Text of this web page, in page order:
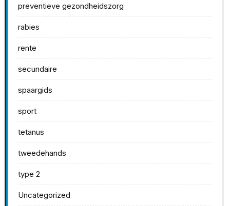
preventieve gezondheidszorg
rabies
rente
secundaire
spaargids
sport
tetanus
tweedehands
type 2
Uncategorized